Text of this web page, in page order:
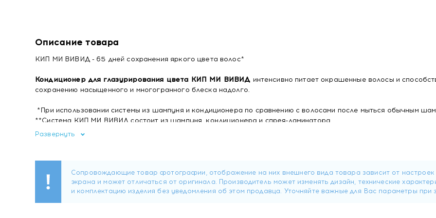
Описание товара
КИП МИ ВИВИД - 65 дней сохранения яркого цвета волос*
Кондиционер для глазурирования цвета КИП МИ ВИВИД интенсивно питает окрашенные волосы и
сохранению насыщенного и многогранного блеска надолго.
*При использовании системы из шампуня и кондиционера по сравнению с волосами после мыться обычным
**Система КИП МИ ВИВИД состоит из шампуня, кондиционера и спрея-ламинатора
Тип волос: Окрашенные
Тип продукта: Бальзам
Эффект: Защита цвета
Текстура: Кремовая
Линия: Matrix Keep me Vivid
Развернуть